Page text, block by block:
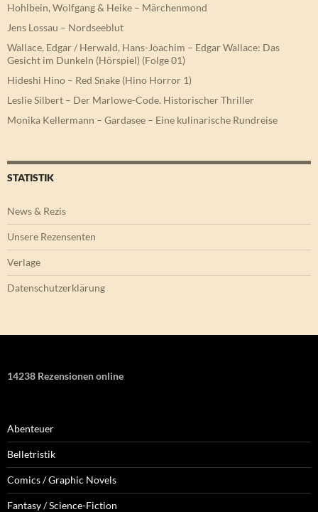
Hohlbein, Wolfgang & Heike – Märchenmond
Jens Lossau – Nordseeblut
Wallace, Edgar / Herwald, Hans-Joachim – Edgar Wallace: Das
Gesicht im Dunkeln (Hörspiel) (Folge 01)
Hideshi Hino – Red Snake (Hino Horror 1)
Leslie Silbert – Der Marlowe-Code. Historischer Thriller
Monika Kellermann – Gardasee – Eine kulinarische Rundreise
STATISTIK
News & Rezis
Unsere Rezensenten
Verlage
Datenschutzerklärung
14238 Rezensionen online
Abenteuer
Belletristik
Comics / Graphic Novels
Fantasy / Science-Fiction